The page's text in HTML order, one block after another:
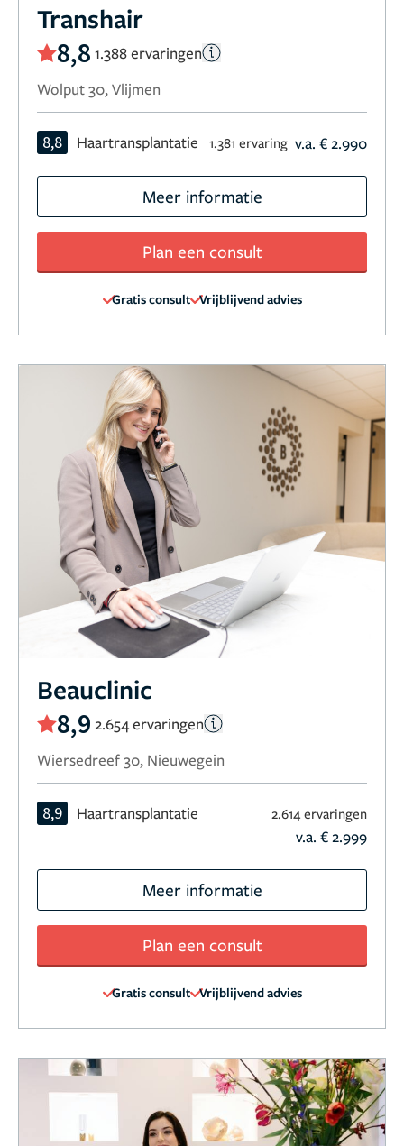
Transhair
8,8 1.388 ervaringen
Wolput 30, Vlijmen
8,8 Haartransplantatie 1.381 ervaring v.a. € 2.990
Meer informatie
Plan een consult
Gratis consult Vrijblijvend advies
Beauclinic
8,9 2.654 ervaringen
Wiersedreef 30, Nieuwegein
8,9 Haartransplantatie 2.614 ervaringen
v.a. € 2.999
Meer informatie
Plan een consult
Gratis consult Vrijblijvend advies